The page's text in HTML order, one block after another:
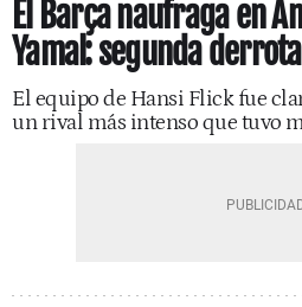
El Barça naufraga en
Yamal: segunda
El equipo de Hansi Flick fue
un rival más intenso que tuvo